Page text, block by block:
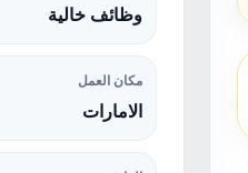
وظائف خالية
مكان العمل
الامارات